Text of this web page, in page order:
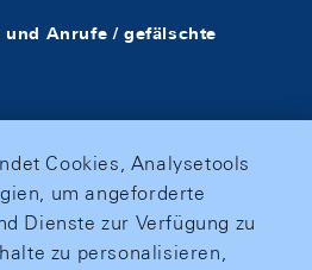
Anrufe / gefälschte
Cookies, Analysetools
um angeforderte
Dienste zur Verfügung zu
zu personalisieren,